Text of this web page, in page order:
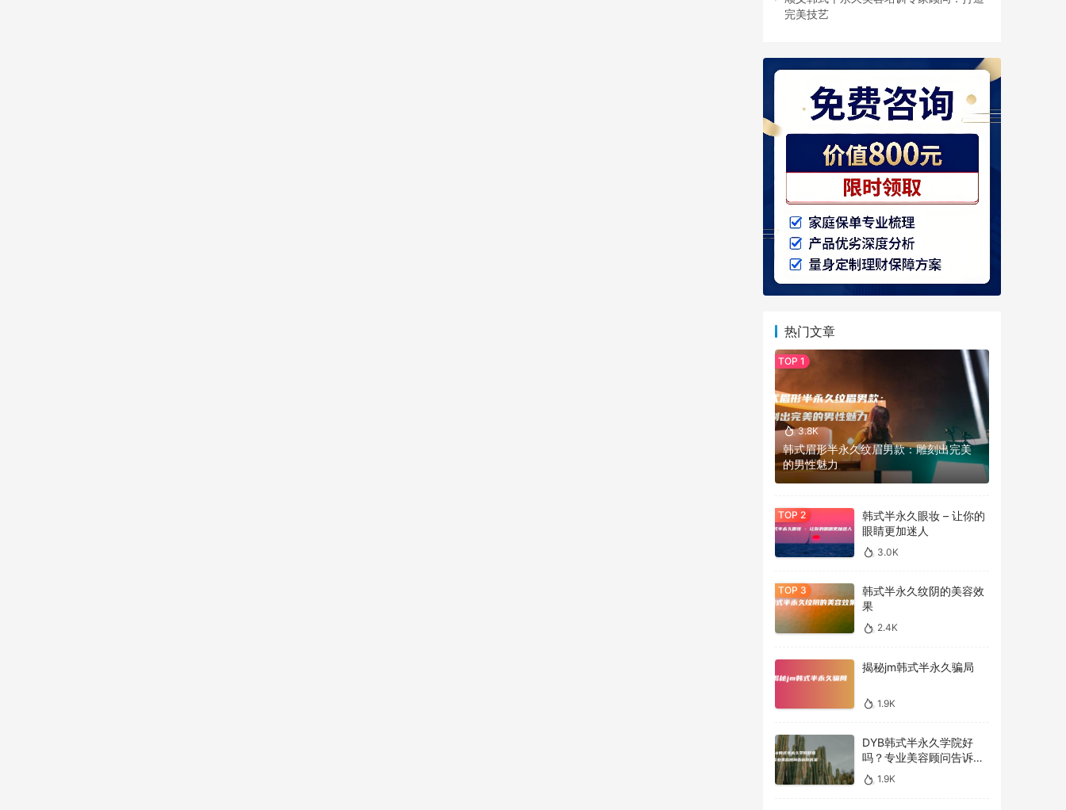
完美技艺
热门文章
3.8K
韩式眉形半永久纹眉男款：雕刻出完美
的男性魅力
韩式半永久眼妆 – 让你的
眼睛更加迷人
3.0K
韩式半永久纹阴的美容效
果
2.4K
揭秘jm韩式半永久骗局
1.9K
DYB韩式半永久学院好
吗？专业美容顾问告诉你
答案！
1.9K